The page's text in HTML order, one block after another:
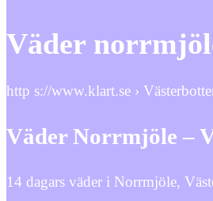
Väder
http s://www.klart.se ›
Väder Norrmjöle –
14 dagars väder i Norrmjöle,